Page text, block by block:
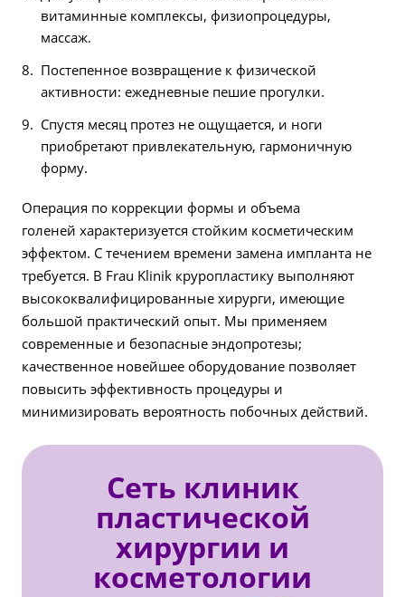
витаминные комплексы, физиопроцедуры,
массаж.
Постепенное возвращение к физической
активности: ежедневные пешие прогулки.
Спустя месяц протез не ощущается, и ноги
приобретают привлекательную, гармоничную
форму.
Операция по коррекции формы и объема
голеней характеризуется стойким косметическим
эффектом. С течением времени замена импланта не
требуется. В Frau Klinik круропластику выполняют
высококвалифицированные хирурги, имеющие
большой практический опыт. Мы применяем
современные и безопасные эндопротезы;
качественное новейшее оборудование позволяет
повысить эффективность процедуры и
минимизировать вероятность побочных действий.
Сеть клиник
пластической
хирургии и
косметологии